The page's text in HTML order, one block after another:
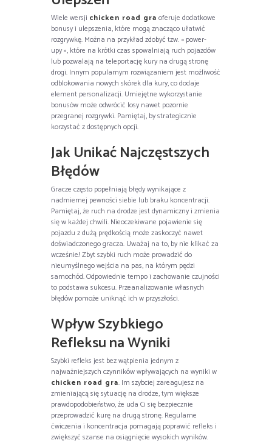
Wiele wersji chicken road gra oferuje dodatkowe
bonusy i ulepszenia, które mogą znacząco ułatwić
rozgrywkę. Można na przykład zdobyć tzw. « power-
upy », które na krótki czas spowalniają ruch pojazdów
lub pozwalają na teleportację kury na drugą stronę
drogi. Innym popularnym rozwiązaniem jest możliwość
odblokowania nowych skórek dla kury, co dodaje
element personalizacji. Umiejętne wykorzystanie
bonusów może odwrócić losy nawet pozornie
przegranej rozgrywki. Pamiętaj, by strategicznie
korzystać z dostępnych opcji.
Jak Unikać Najczęstszych
Błędów
Gracze często popełniają błędy wynikające z
nadmiernej pewności siebie lub braku koncentracji.
Pamiętaj, że ruch na drodze jest dynamiczny i zmienia
się w każdej chwili. Nieoczekiwane pojawienie się
pojazdu z dużą prędkością może zaskoczyć nawet
doświadczonego gracza. Uważaj na to, by nie klikać za
wcześnie! Zbyt szybki ruch może prowadzić do
nieumyślnego wejścia na pas, na którym pędzi
samochód. Odpowiednie tempo i zachowanie czujności
to podstawa sukcesu. Przeanalizowanie własnych
błędów pomoże uniknąć ich w przyszłości.
Wpływ Szybkiego
Refleksu na Wyniki
Szybki refleks jest bez wątpienia jednym z
najważniejszych czynników wpływających na wyniki w
chicken road gra. Im szybciej zareagujesz na
zmieniającą się sytuację na drodze, tym większe
prawdopodobieństwo, że uda Ci się bezpiecznie
przeprowadzić kurę na drugą stronę. Regularne
ćwiczenia i koncentracja pomagają poprawić refleks i
zwiększyć szanse na osiągnięcie wysokich wyników.